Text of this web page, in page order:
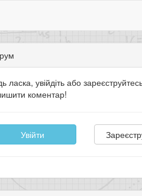
ласка, увійдіть або
коментар!
Увійти